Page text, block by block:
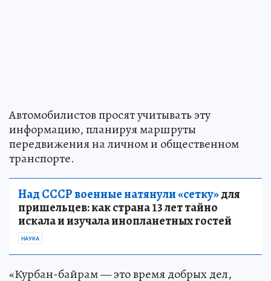
Автомобилистов просят учитывать эту
информацию, планируя маршруты
передвижения на личном и общественном
транспорте.
Над СССР военные натянули «сетку»для
пришельцев: как страна 13 лет тайно
искала и изучала инопланетных гостей
НАУКА
«Курбан-байрам — это время добрых дел,